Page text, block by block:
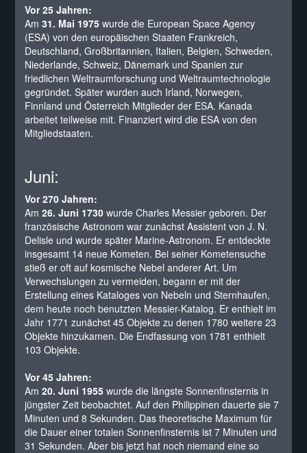
Vor 25 Jahren:
Am 31. Mai 1975wurde die European Space Agency
(ESA) von den europäischen Staaten Frankreich,
Deutschland, Großbritannien, Italien, Belgien, Schweden,
Niederlande, Schweiz, Dänemark und Spanien zur
friedlichen Weltraumforschung und Weltraumtechnologie
gegründet. Später wurden auch Irland, Norwegen,
Finnland und Österreich Mitglieder der ESA. Kanada
arbeitet teilweise mit. Finanziert wird die ESA von den
Mitgliedstaaten.
Juni:
Vor 270 Jahren:
Am26. Juni 1730wurde Charles Messier geboren. Der
französische Astronom war zunächst Assistent von J. N.
Delisle und wurde später Marine-Astronom. Er entdeckte
insgesamt 14 neue Kometen. Bei seiner Kometensuche
stieß er oft auf kosmische Nebel anderer Art. Um
Verwechslungen zu vermeiden, begann er mit der
Erstellung eines Kataloges von Nebeln und Sternhaufen,
dem heute noch benutzten Messier-Katalog. Er enthielt im
Jahr 1771 zunächst 45 Objekte zu denen 1780 weitere 23
Objekte hinzukamen. Die Endfassung von 1781 enthielt
103 Objekte.
Vor 45 Jahren:
Am 20. Juni 1955wurde die längste Sonnenfinsternis in
jüngster Zeit beobachtet. Auf den Philippinen dauerte sie 7
Minuten und 8 Sekunden. Das theoretische Maximum für
die Dauer einer totalen Sonnenfinsternis ist 7 Minuten und
31 Sekunden. Aber bis jetzt hat noch niemand eine so